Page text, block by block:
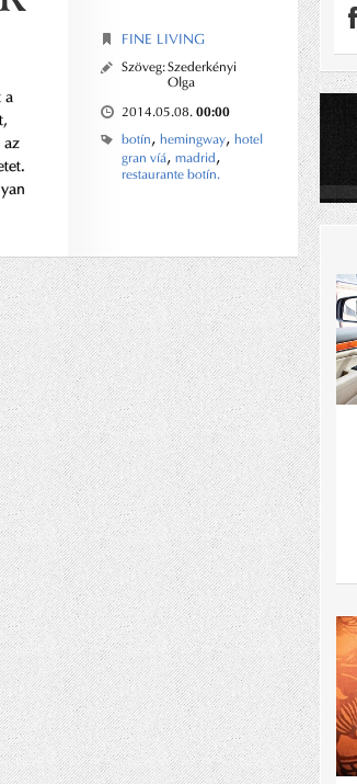
a
az
FINE LIVING
Szöveg:Szederkényi
Olga
2014.05.08. 00:00
botín, hemingway, hotel
gran víá, madrid ,
restaurante botín.